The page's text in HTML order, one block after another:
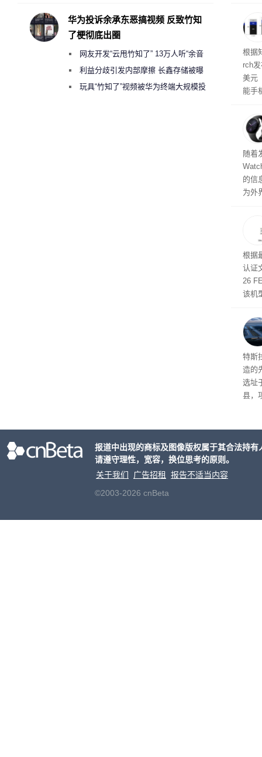
型
间。
根据
rch
美元
能手
实
峰
对
存
随着
的信
为外
尺
光
四款
金选
多样
式发
根据
认证
26
该机
特斯
造的
选址
县，
建筑
华为投诉余承东恶搞视频 反致竹知
了梗彻底出圈
网友开发“云甩竹知了” 13万人听“余音
绕梁”利益分歧引发内部摩擦 长鑫存储被曝
曾将华为驻场工程师驱逐出研发基地
玩具“竹知了”视频被华为终端大规模投
报道中出现的商标及图像版权属于其合法持
请遵守理性，宽容，换位思考的原则。
关于我们
广告招租
报告不适当内容
©2003-2026 cnBeta